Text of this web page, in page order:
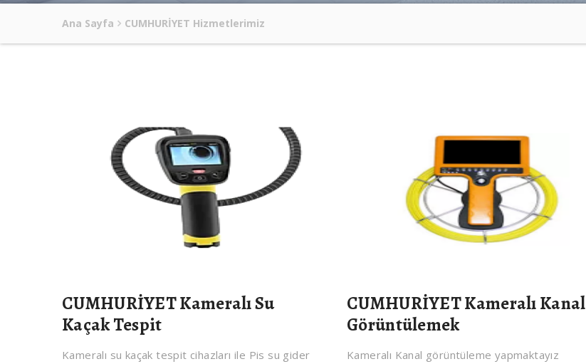
Ana Sayfa CUMHURİYET Hizmetlerimiz
CUMHURİYET Kameralı Su
Kaçak Tespit
Kameralı su kaçak tespit cihazları ile Pis su gider
CUMHURİYET Kameralı Kanal
Görüntülemek
Kameralı Kanal görüntüleme yapmaktayız